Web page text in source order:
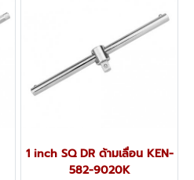
1 inch SQ DR ด้ามเลื่อน KEN-
582-9020K